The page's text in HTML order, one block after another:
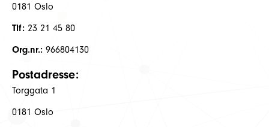
0181 Oslo
Tlf: 23 21 45 80
Org.nr.: 966804130
Postadresse:
Torggata 1
0181 Oslo